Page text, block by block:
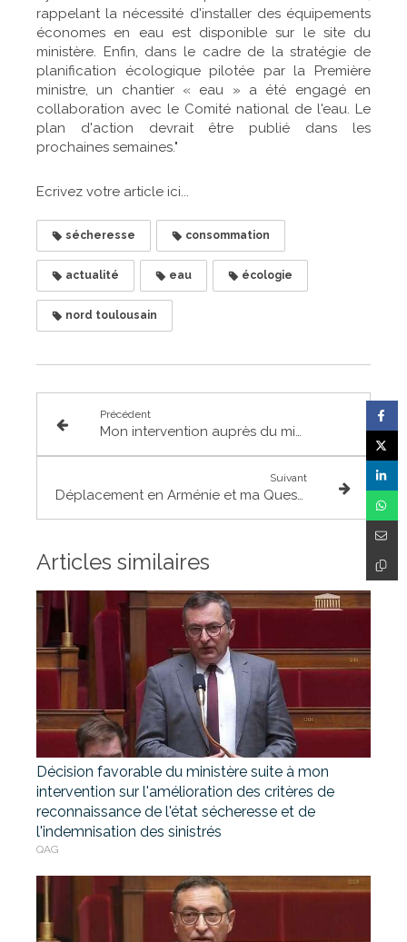
rappelant la nécessité d'installer des équipements
économes en eau est disponible sur le site du
ministère. Enfin, dans le cadre de la stratégie de
planification écologique pilotée par la Première
ministre, un chantier « eau » a été engagé en
collaboration avec le Comité national de l'eau. Le
plan d'action devrait être publié dans les
prochaines semaines."
Ecrivez votre article ici...
sécheresse consommation
actualité eau écologie
nord toulousain
Précédent
Mon intervention auprès du ministre de l'Intérieur pour une nouvelle gendarmerie à Montaigut
Suivant
Déplacement en Arménie et ma Question d'Actualité au Gouvernement sur la situation du pays
Articles similaires
Décision favorable du ministère suite à mon
intervention sur l'amélioration des critères de
reconnaissance de l'état sécheresse et de
l'indemnisation des sinistrés
QAG